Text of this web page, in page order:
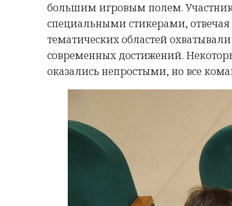
большим игровым полем.
специальными стикерами,
тематических областей
современных достижений.
оказались непростыми, но все